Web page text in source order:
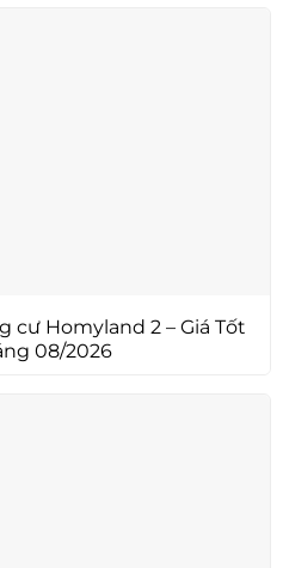
cư Homyland 2 – Giá Tốt
08/2026